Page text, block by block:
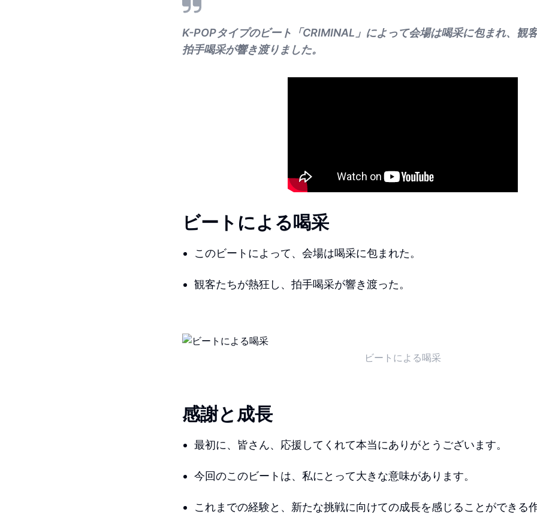
K-POPタイプのビート「CRIMINAL」によって会場は喝采に包まれ、観客
拍手喝采が響き渡りました。
ビートによる喝采
このビートによって、会場は喝采に包まれた。
観客たちが熱狂し、拍手喝采が響き渡った。
ビートによる喝采
感謝と成長
最初に、皆さん、応援してくれて本当にありがとうございます。
今回のこのビートは、私にとって大きな意味があります。
これまでの経験と、新たな挑戦に向けての成長を感じることができる